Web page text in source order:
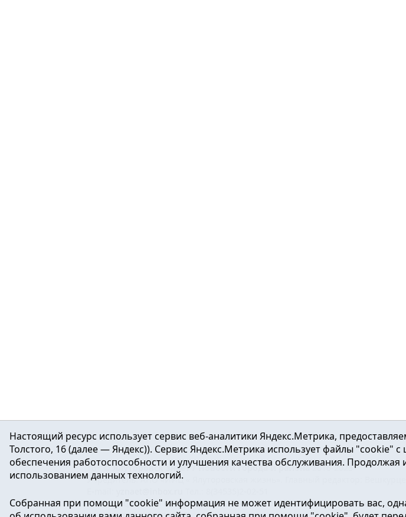
16+ ©Ялуторовск знает / Новости города и района2016-2023
Учредитель: АНО «ИИЦ « Ялуторовская жизнь». Главный редактор:
Регистрационный номер ЭЛ № ФС 77-64937 от 24.02.2016г. выдан
Настоящий ресурс использует сервис веб-аналитики Яндекс.Метрика,
Толстого, 16 (далее — Яндекс)). Сервис Яндекс.Метрика использует файлы "cookie"
обеспечения работоспособности и улучшения качества обслуживания. Продолжая
использованием данных технологий.
Собранная при помощи "cookie" информация не может идентифицировать вас,